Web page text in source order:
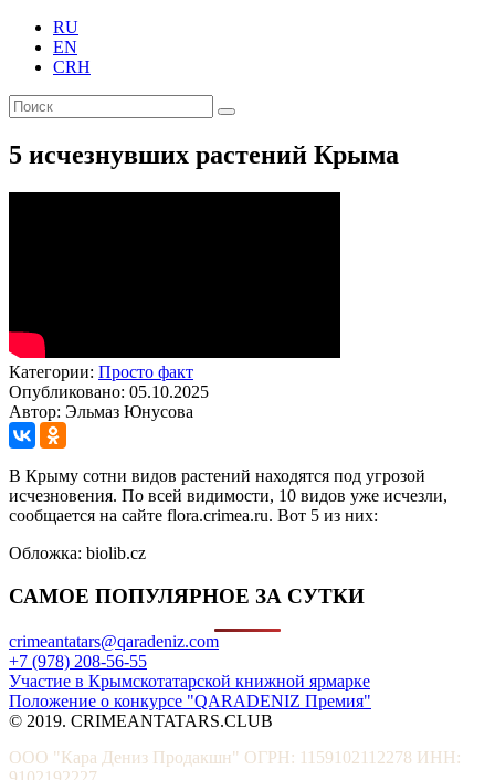
RU
EN
CRH
5 исчезнувших растений Крыма
Категории: Просто факт
Опубликовано: 05.10.2025
Автор: Эльмаз Юнусова
В Крыму сотни видов растений находятся под угрозой
исчезновения. По всей видимости, 10 видов уже исчезли,
сообщается на сайте flora.crimea.ru. Вот 5 из них:
Обложка: biolib.cz
САМОЕ ПОПУЛЯРНОЕ ЗА СУТКИ
crimeantatars@qaradeniz.com
+7 (978) 208-56-55
Участие в Крымскотатарской книжной ярмарке
Положение о конкурсе "QARADENIZ Премия"
© 2019. CRIMEANTATARS.CLUB
ООО "Кара Дениз Продакшн" ОГРН: 1159102112278 ИНН: